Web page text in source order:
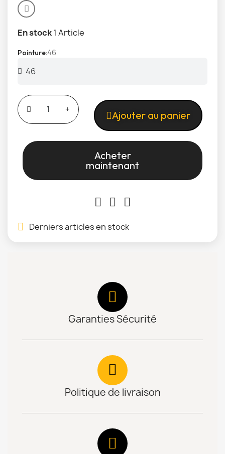
En stock1 Article
Pointure46
Ajouter au panier
Acheter
maintenant
Derniers articles en stock
Garanties Sécurité
Politique de livraison